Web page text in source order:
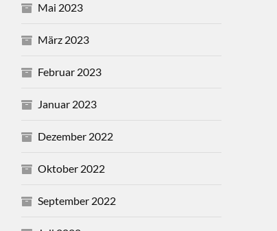
Mai 2023
März 2023
Februar 2023
Januar 2023
Dezember 2022
Oktober 2022
September 2022